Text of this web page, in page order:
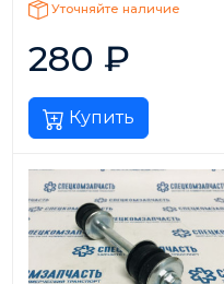
Уточняйте наличие
280 ₽
Купить